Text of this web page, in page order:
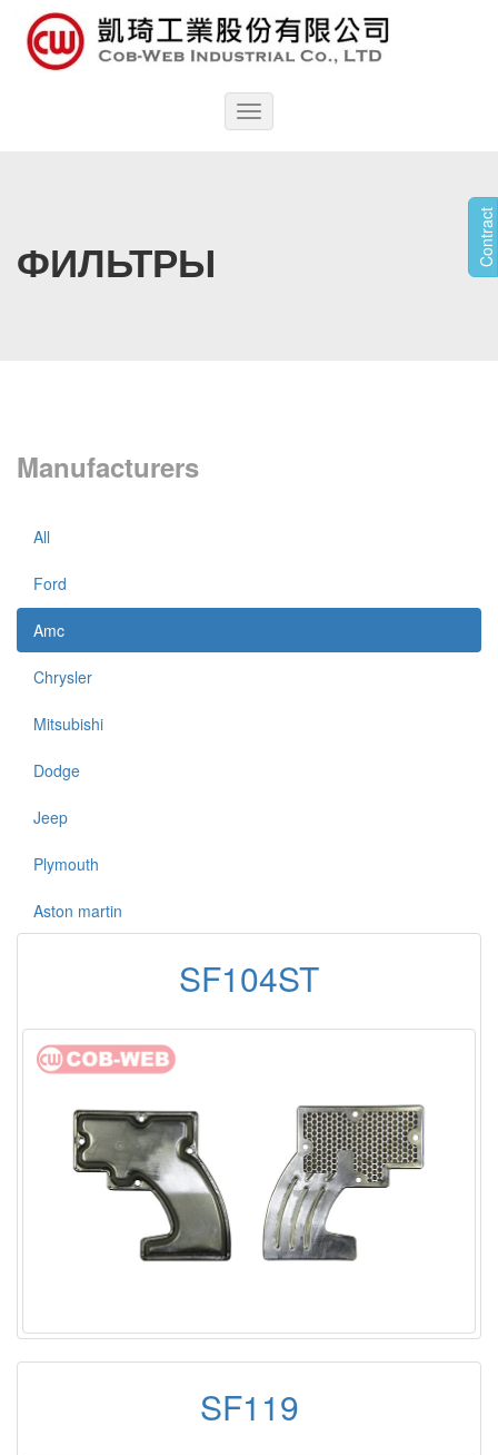
Toggle
navigation
Contract
ФИЛЬТРЫ
Manufacturers
All
Ford
Amc
Chrysler
Mitsubishi
Dodge
Jeep
Plymouth
Aston martin
SF104ST
SF119